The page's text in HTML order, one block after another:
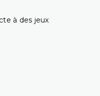
à des jeux